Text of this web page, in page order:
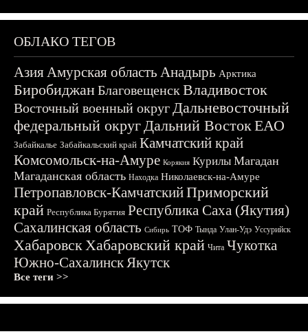
ОБЛАКО ТЕГОВ
АзияАмурская область Анадырь Арктика
БиробиджанБлаговещенскВладивосток
Восточный военный округДальневосточный
федеральный округДальний ВостокЕАО
Забайкалье Забайкальский край Камчатский край
Комсомольск-на-Амуре Корякия Курилы Магадан
Магаданская область Находка Николаевск-на-Амуре
Петропавловск-КамчатскийПриморский
край Республика Бурятия Республика Саха (Якутия)
Сахалинская область Сибирь ТОФ Тында Улан-Удэ Уссурийск
ХабаровскХабаровский край Чита Чукотка
Южно-СахалинскЯкутск
Все теги >>